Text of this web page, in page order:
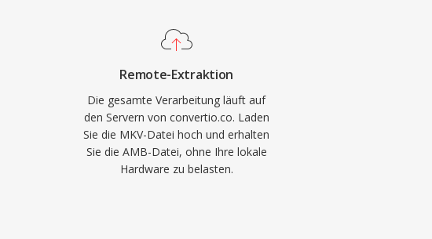
Remote-Extraktion
Die gesamte Verarbeitung läuft auf
den Servern von convertio.co. Laden
Sie die MKV-Datei hoch und erhalten
Sie die AMB-Datei, ohne Ihre lokale
Hardware zu belasten.